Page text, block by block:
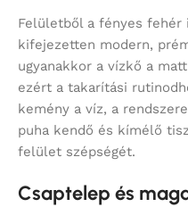
Felületből a fényes fehér
kifejezetten modern,
ugyanakkor a vízkő a
ezért a takarítási
kemény a víz, a
puha kendő és kímélő
felület szépségét.
Csaptelep és